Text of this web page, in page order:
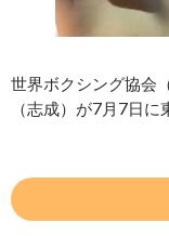
世界ボクシング協会
（志成）が7月7日